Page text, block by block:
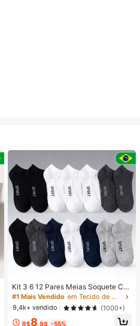
Kit 3 6 12 Pares Meias Soquete Ca
no Curto Unissex Multicolorido 40-
46
#1 Mais Vendido
em Tecido de malha Meias masculinas até o tornozel
9,4k+ vendido
(1000+)
R$8 ,98 -55%